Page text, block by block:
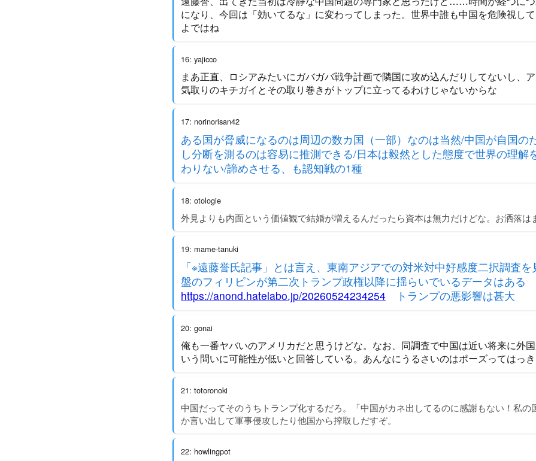
になり、今回は「効いてるな」に変わってしまった。世界中誰も中国を危険視し
よではね
16: yajicco
まあ正直、ロシアみたいにガバガバ戦争計画で隣国に攻め込んだりしてないし、
気取りのキチガイとその取り巻きがトップに立ってるわけじゃないからな
17: norinorisan42
ある国が脅威になるのは周辺の数カ国（一部）なのは当然/中国が自国の
し分断を測るのは容易に推測できる/日本は毅然とした態度で世界の理解
わりない/諦めさせる、も認知戦の1種
18: otologie
外見よりも内面という価値観で結婚が増えるんだったら資本は無力だけどな。お洒落は
19: mame-tanuki
「※遠藤誉氏記事」とは言え、東南アジアでの対米対中好感度二択調査
盤のフィリピンが第二次トランプ政権以降に揺らいでいるデータはある
https://anond.hatelabo.jp/20260524234254 トランプの悪影響は甚大
20: gonai
俺も一番ヤバいのアメリカだと思うけどな。なお、同調査で中国は近い将来に外
いう問いに可能性が低いと回答している。あんなにうるさいのはポーズってはっき
21: totoronoki
中国だってそのうちトランプ化するだろ。「中国がカネ出してるのに感謝もない！私の
か言い出して軍事侵攻したり他国から搾取しだすぞ。
22: howlingpot